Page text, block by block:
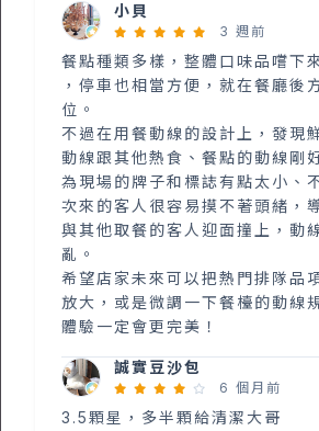
小貝
3 週前
餐點種類多樣，整體口味品嚐下
，停車也相當方便，就在餐廳後
位。
不過在用餐動線的設計上，發現
動線跟其他熱食、餐點的動線剛
為現場的牌子和標誌有點太小、
次來的客人很容易摸不著頭緒，
與其他取餐的客人迎面撞上，動
亂。
希望店家未來可以把熱門排隊品
放大，或是微調一下餐檯的動線
體驗一定會更完美！
誠實豆沙包
6 個月前
3.5顆星，多半顆給清潔大哥